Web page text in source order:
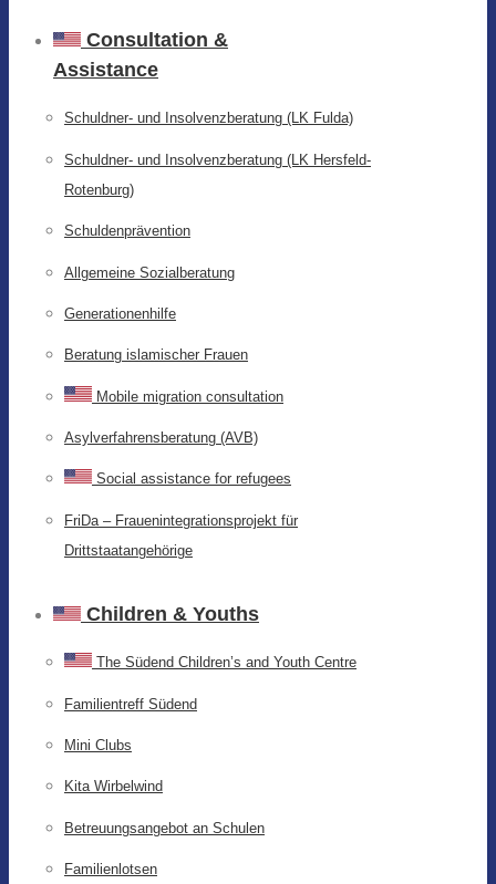
Consultation &
Assistance
Schuldner- und Insolvenzberatung (LK Fulda)
Schuldner- und Insolvenzberatung (LK Hersfeld-
Rotenburg)
Schuldenprävention
Allgemeine Sozialberatung
Generationenhilfe
Beratung islamischer Frauen
Mobile migration consultation
Asylverfahrensberatung (AVB)
Social assistance for refugees
FriDa – Frauenintegrationsprojekt für
Drittstaatangehörige
Children & Youths
The Südend Children’s and Youth Centre
Familientreff Südend
Mini Clubs
Kita Wirbelwind
Betreuungsangebot an Schulen
Familienlotsen